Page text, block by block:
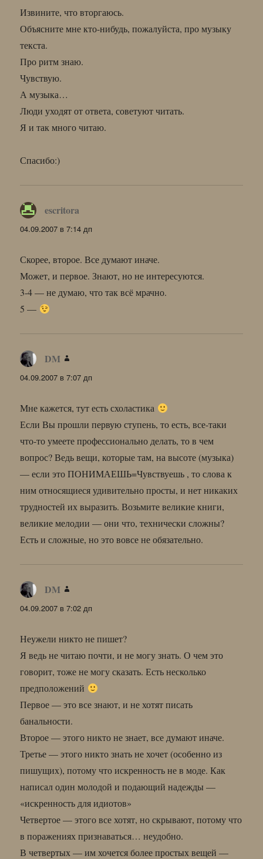
Извините, что вторгаюсь.
Объясните мне кто-нибудь, пожалуйста, про музыку
текста.
Про ритм знаю.
Чувствую.
А музыка…
Люди уходят от ответа, советуют читать.
Я и так много читаю.
Спасибо:)
escritora
04.09.2007 в 7:14 дп
Скорее, второе. Все думают иначе.
Может, и первое. Знают, но не интересуются.
3-4 — не думаю, что так всё мрачно.
5 —
DM
04.09.2007 в 7:07 дп
Мне кажется, тут есть схоластика
Если Вы прошли первую ступень, то есть, все-таки
что-то умеете профессионально делать, то в чем
вопрос? Ведь вещи, которые там, на высоте (музыка)
— если это ПОНИМАЕШЬ=Чувствуешь , то слова к
ним относящиеся удивительно просты, и нет никаких
трудностей их выразить. Возьмите великие книги,
великие мелодии — они что, технически сложны?
Есть и сложные, но это вовсе не обязательно.
DM
04.09.2007 в 7:02 дп
Неужели никто не пишет?
Я ведь не читаю почти, и не могу знать. О чем это
говорит, тоже не могу сказать. Есть несколько
предположений
Первое — это все знают, и не хотят писать
банальности.
Второе — этого никто не знает, все думают иначе.
Третье — этого никто знать не хочет (особенно из
пишущих), потому что искренность не в моде. Как
написал один молодой и подающий надежды —
«искренность для идиотов»
Четвертое — этого все хотят, но скрывают, потому что
в поражениях признаваться… неудобно.
В четвертых — им хочется более простых вещей —